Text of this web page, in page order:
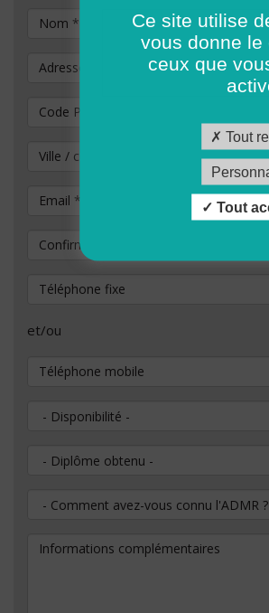
Nom*
Adresse
Code Postal
Ville / commune
Email*
Confirmation de votre adresse e-
Téléphone fixe
et/ou
Téléphone mobile
Disponibilité
Diplôme obtenu
Comment avez-vous connu l'ADMR ?
Informations complémentaires
Ce site utilise
vous donne le
ceux que
Tout
Tout